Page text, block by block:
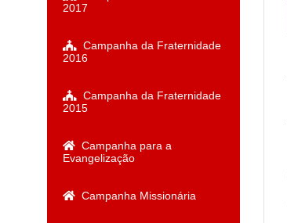
2017
Campanha da Fraternidade
2016
Campanha da Fraternidade
2015
Campanha para a
Evangelização
Campanha Missionária